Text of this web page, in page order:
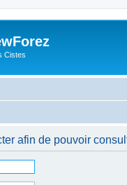
Cistes
afin de pouvoir